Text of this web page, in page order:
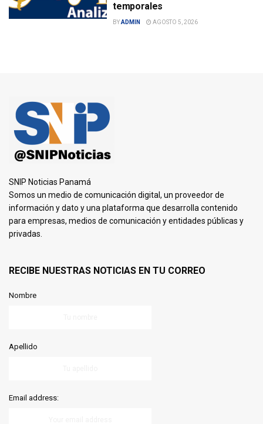
temporales
BYADMIN AGOSTO 5, 2026
SNIP Noticias Panamá
Somos un medio de comunicación digital, un proveedor de
información y dato y una plataforma que desarrolla contenido
para empresas, medios de comunicación y entidades públicas y
privadas.
RECIBE NUESTRAS NOTICIAS EN TU CORREO
Nombre
Apellido
Email address: